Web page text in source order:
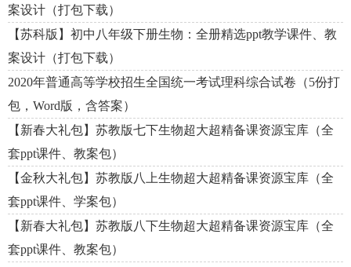
案设计（打包下载）
【苏科版】初中八年级下册生物：全册精选ppt教学课件、教
案设计（打包下载）
2020年普通高等学校招生全国统一考试理科综合试卷（5份打
包，Word版，含答案）
【新春大礼包】苏教版七下生物超大超精备课资源宝库（全
套ppt课件、教案包）
【金秋大礼包】苏教版八上生物超大超精备课资源宝库（全
套ppt课件、学案包）
【新春大礼包】苏教版八下生物超大超精备课资源宝库（全
套ppt课件、教案包）